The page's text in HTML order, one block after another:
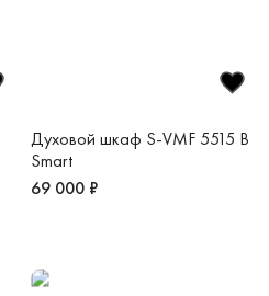
Духовой шкаф S-VMF 5515 B
Smart
69 000 ₽